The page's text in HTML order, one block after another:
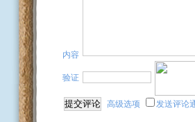
内容
验证
高级选项 发送评论